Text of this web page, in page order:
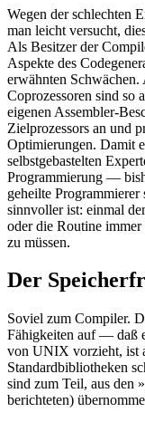
Wegen der schlechten
man leicht versucht,
Als Besitzer der
Aspekte des
erwähnten
Coprozessoren sind so
eigenen Assembler-
Zielprozessors an und
Optimierungen. Damit
selbstgebastelten
Programmierung —
geheilte
sinnvoller ist: einmal
oder die Routine
zu müssen.
Der
Soviel zum Compiler.
Fähigkeiten auf — daß
von UNIX vorzieht, ist
Standardbibliotheken
sind zum Teil, aus den
berichteten)